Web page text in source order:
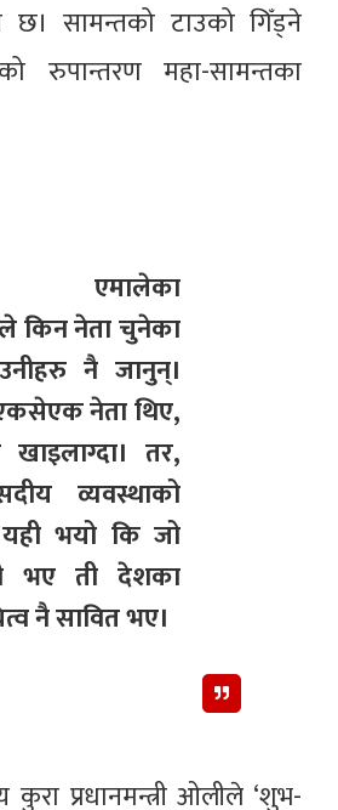
सामन्तको टाउको गिँड्ने
रुपान्तरण महा-सामन्तका
एमालेका
किन नेता चुनेका
नै जानुन्।
नेता थिए,
तर,
व्यवस्थाको
भयो कि जो
भए ती देशका
नै सावित भए।
कुरा प्रधानमन्त्री ओलीले ‘शुभ-